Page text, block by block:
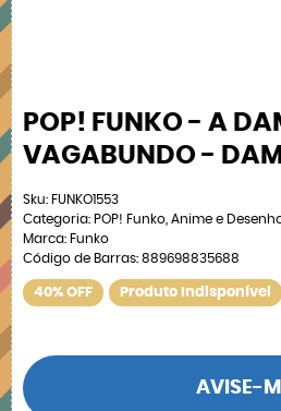
POP! FUNKO - A
VAGABUNDO -
Sku: FUNKO1553
Categoria: POP! Funko Anime e
Marca: Funko
Código de Barras: 889698835688
40% OFF Produto Indisponível
AVISE-